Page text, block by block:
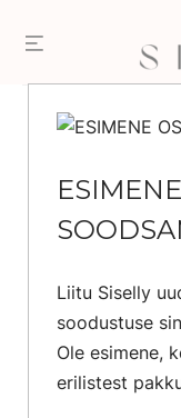
Esileht / Pood /
Liitu Siselly
soodustuse
Ole esimene,
erilistest